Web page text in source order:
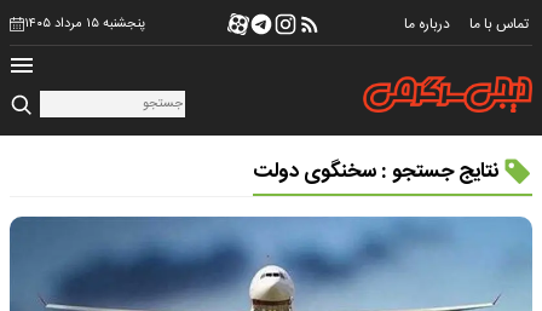
تماس با ما درباره ما پنجشنبه ۱۵ مرداد ۱۴۰۵
نتایج جستجو : سخنگوی دولت